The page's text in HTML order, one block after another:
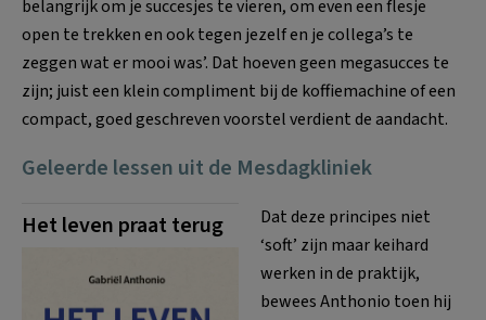
belangrijk om je succesjes te vieren, om even een flesje
open te trekken en ook tegen jezelf en je collega’s te
zeggen wat er mooi was’. Dat hoeven geen megasucces te
zijn; juist een klein compliment bij de koffiemachine of een
compact, goed geschreven voorstel verdient de aandacht.
Geleerde lessen uit de Mesdagkliniek
Het leven praat terug
Dat deze principes niet
‘soft’ zijn maar keihard
werken in de praktijk,
bewees Anthonio toen hij